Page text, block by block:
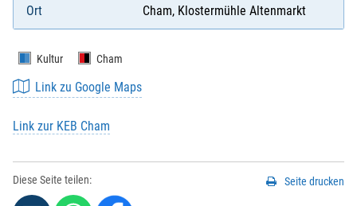
Ort Cham, Klostermühle Altenmarkt
Kultur Cham
Link zu Google Maps
Link zur KEB Cham
Diese Seite teilen: Seite drucken